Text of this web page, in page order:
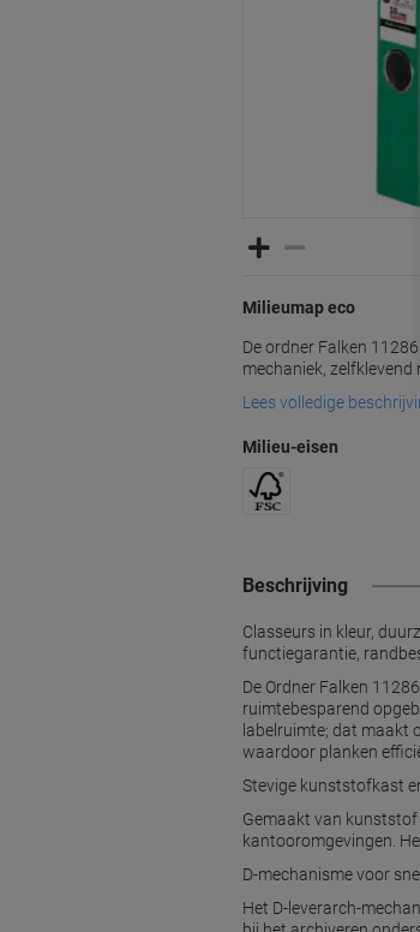
Milieumap eco
De ordner Falken
mechaniek, zelfklevend
Lees volledige
Milieu-eisen
Beschrijving
Classeurs in kleur,
functiegarantie,
De Ordner Falken
ruimtebesparend
labelruimte; dat maakt
waardoor planken
Stevige kunststofkast
Gemaakt van
kantooromgevingen.
D-mechanisme voor
Het D-leverarch-